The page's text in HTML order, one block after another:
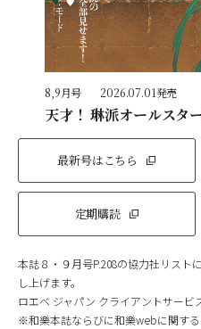
8,9月号 2026.07.01発売
天才！ 琳派オールスタ
最新号はこちら
定期購読
本誌８・９月号P.208の協力社リスト
し上げます。
ロエベ ジャパン クライアントサービ
※和樂本誌ならびに和樂webに関す